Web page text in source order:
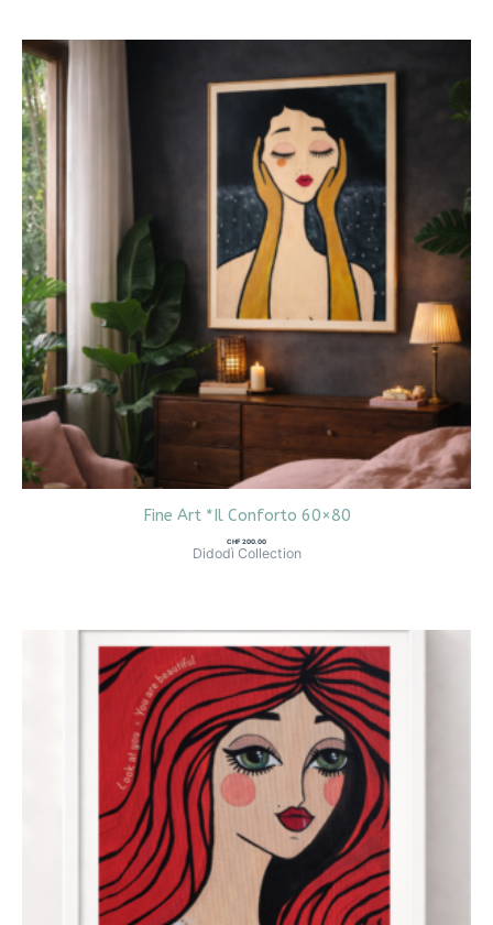
Fine Art *Il Conforto 60×80
CHF 200.00
Didodì Collection